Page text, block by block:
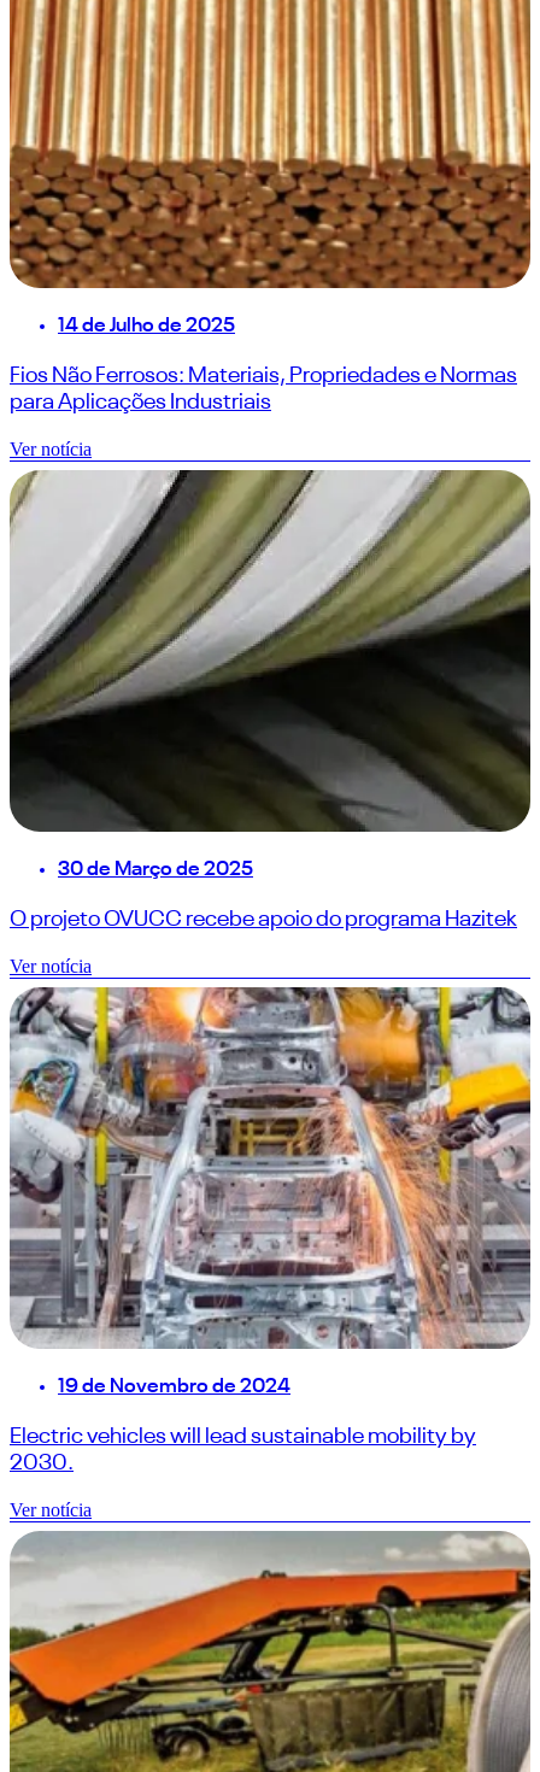
14 de Julho de 2025
Fios Não Ferrosos: Materiais, Propriedades e Normas
para Aplicações Industriais
Ver notícia
30 de Março de 2025
O projeto OVUCC recebe apoio do programa Hazitek
Ver notícia
19 de Novembro de 2024
Electric vehicles will lead sustainable mobility by
2030.
Ver notícia